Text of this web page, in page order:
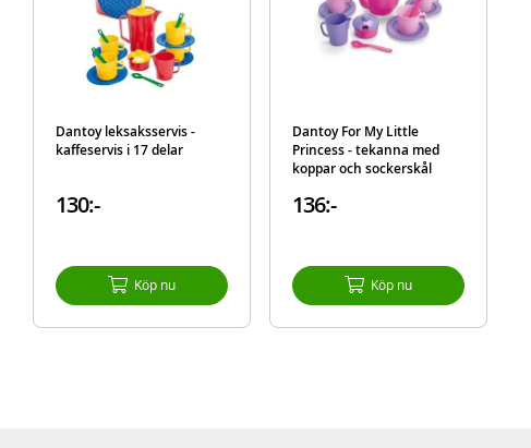
Dantoy leksaksservis -
kaffeservis i 17 delar
130:-
Köp nu
Dantoy For My Little
Princess - tekanna med
koppar och sockerskål
136:-
Köp nu